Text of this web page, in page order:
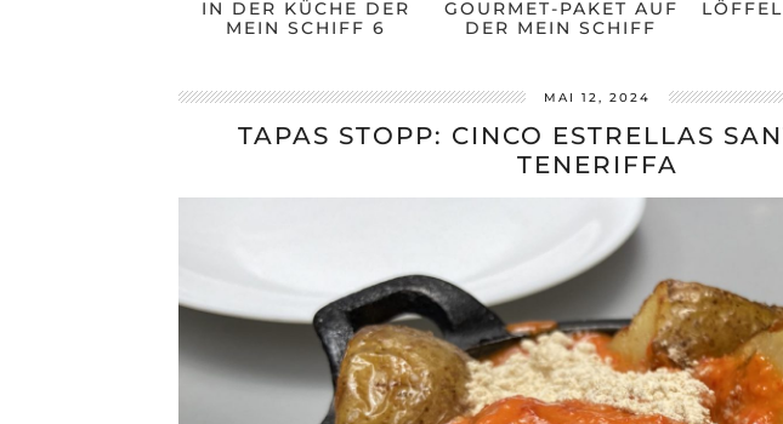
IN DER KÜCHE DER
MEIN SCHIFF 6
GOURMET-PAKET AUF
DER MEIN SCHIFF
MAI 12, 2024
TAPAS STOPP: CINCO ESTRELLAS
TENERIFFA